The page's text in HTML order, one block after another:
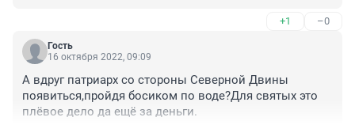
лохушек.Кредиты вы можете перевести ввиде
благотворительной помощи в
банк"Пересвет"принадлежащий патриарху
+1 –0
Гость
16 октября 2022, 09:09
А вдруг патриарх со стороны Северной Двины
появиться,пройдя босиком по воде?Для святых это
плёвое дело да ещё за деньги.